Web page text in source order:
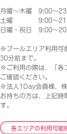
月曜～木曜 9:00～
土曜 9:00～
日曜・祝日 9:00～
※プールエリア利用
30分前まで。
※ご利用の際は、「各
ご確認ください。
※法人1Day会員様、
お持ちの方は、上記時
す。
各エリアの利用可能